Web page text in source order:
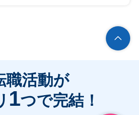
職活動が
1つで完結！